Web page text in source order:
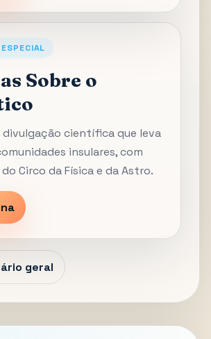
Sobre o
científica que leva
insulares, com
Circo da Física e da Astro.
geral